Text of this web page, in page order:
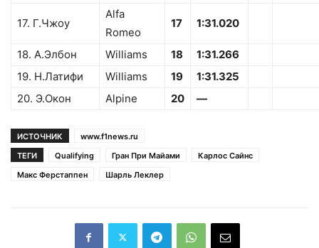
17. Г.Чжоу
Alfa
Romeo
17 1:31.020
18. А.Элбон Williams 18
1:31.266
19. Н.Латифи
Williams 19
1:31.325
20. Э.Окон
Alpine 20 —
ИСТОЧНИК
www.f1news.ru
ТЕГИ
Qualifying Гран При Майами
Карлос Сайнс
Макс Ферстаппен
Шарль Леклер